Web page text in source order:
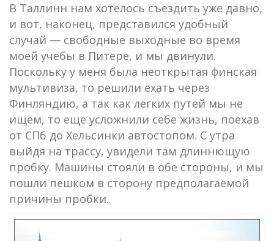
В Таллинн нам хотелось съездить уже давно,
и вот, наконец, представился удобный
случай — свободные выходные во время
моей учебы в Питере, и мы двинули.
Поскольку у меня была неоткрытая финская
мультивиза, то решили ехать через
Финляндию, а так как легких путей мы не
ищем, то еще усложнили себе жизнь, поехав
от СПб до Хельсинки автостопом. С утра
выйдя на трассу, увидели там длиннющую
пробку. Машины стояли в обе стороны, и мы
пошли пешком в сторону предполагаемой
причины пробки.